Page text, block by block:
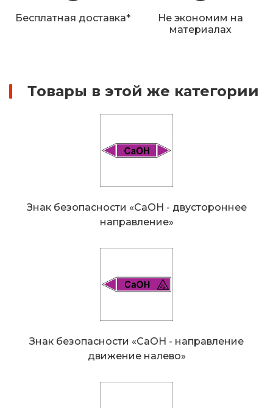
Бесплатная доставка*
Не экономим на
материалах
Товары в этой же категории
Знак безопасности «CaOH - двустороннее
направление»
Знак безопасности «CaOH - направление
движение налево»